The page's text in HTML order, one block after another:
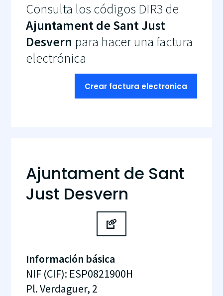
Consulta los códigos DIR3 de
Ajuntament de Sant Just
Desvern para hacer una factura
electrónica
Crear factura electronica
Ajuntament de Sant
Just Desvern
Información básica
NIF (CIF): ESP0821900H
Pl. Verdaguer, 2